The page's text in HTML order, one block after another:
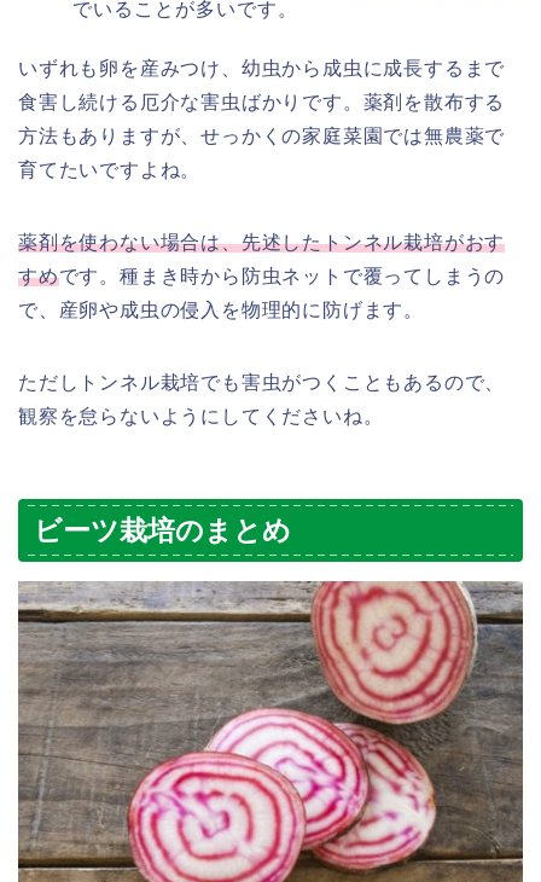
でいることが多いです。
いずれも卵を産みつけ、幼虫から成虫に成長するまで
食害し続ける厄介な害虫ばかりです。薬剤を散布する
方法もありますが、せっかくの家庭菜園では無農薬で
育てたいですよね。
薬剤を使わない場合は、先述したトンネル栽培がおす
すめです。種まき時から防虫ネットで覆ってしまうの
で、産卵や成虫の侵入を物理的に防げます。
ただしトンネル栽培でも害虫がつくこともあるので、
観察を怠らないようにしてくださいね。
ビーツ栽培のまとめ